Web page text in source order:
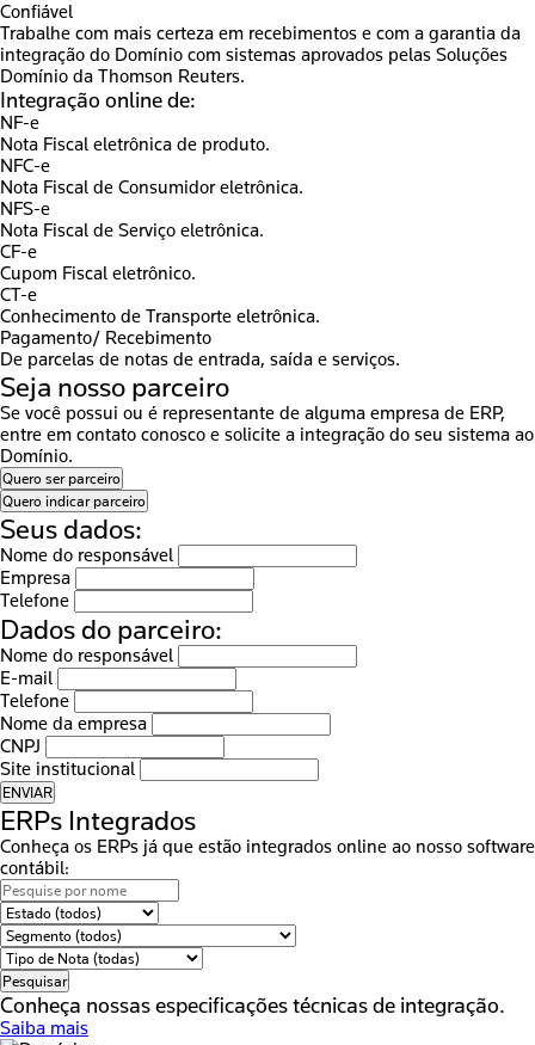
Confiável
Trabalhe com mais certeza em recebimentos e com a garantia da
integração do Domínio com sistemas aprovados pelas Soluções
Domínio da Thomson Reuters.
Integração online de:
NF-e
Nota Fiscal eletrônica de produto.
NFC-e
Nota Fiscal de Consumidor eletrônica.
NFS-e
Nota Fiscal de Serviço eletrônica.
CF-e
Cupom Fiscal eletrônico.
CT-e
Conhecimento de Transporte eletrônica.
Pagamento/ Recebimento
De parcelas de notas de entrada, saída e serviços.
Seja nosso parceiro
Se você possui ou é representante de alguma empresa de ERP,
entre em contato conosco e solicite a integração do seu sistema ao
Domínio.
Quero ser parceiro
Quero indicar parceiro
Seus dados:
Nome do responsável
Empresa
Telefone
Dados do parceiro:
Nome do responsável
E-mail
Telefone
Nome da empresa
CNPJ
Site institucional
ENVIAR
ERPs Integrados
Conheça os ERPs já que estão integrados online ao nosso software
contábil:
Pesquisar
Conheça nossasespecificações técnicasde integração.
Saiba mais